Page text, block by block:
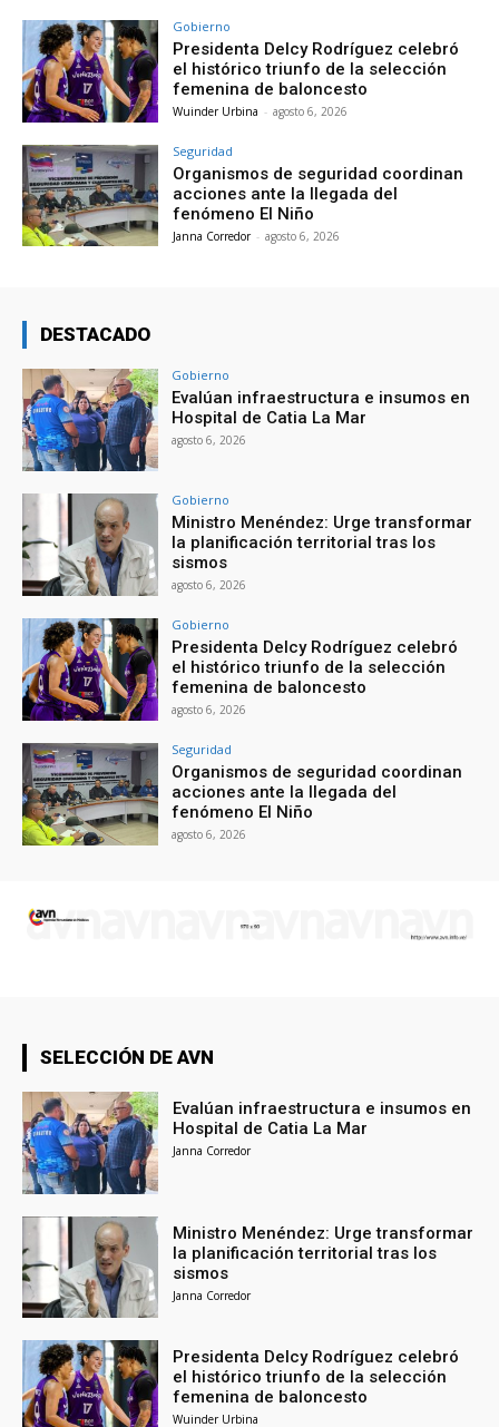
Gobierno
Presidenta Delcy Rodríguez celebró
el histórico triunfo de la selección
femenina de baloncesto
Wuinder Urbina - agosto 6, 2026
Seguridad
Organismos de seguridad coordinan
acciones ante la llegada del
fenómeno El Niño
Janna Corredor - agosto 6, 2026
DESTACADO
Gobierno
Evalúan infraestructura e insumos en
Hospital de Catia La Mar
agosto 6, 2026
Gobierno
Ministro Menéndez: Urge transformar
la planificación territorial tras los
sismos
agosto 6, 2026
Gobierno
Presidenta Delcy Rodríguez celebró
el histórico triunfo de la selección
femenina de baloncesto
agosto 6, 2026
Seguridad
Organismos de seguridad coordinan
acciones ante la llegada del
fenómeno El Niño
agosto 6, 2026
SELECCIÓN DE AVN
Evalúan infraestructura e insumos en
Hospital de Catia La Mar
Janna Corredor
Ministro Menéndez: Urge transformar
la planificación territorial tras los
sismos
Janna Corredor
Presidenta Delcy Rodríguez celebró
el histórico triunfo de la selección
femenina de baloncesto
Wuinder Urbina